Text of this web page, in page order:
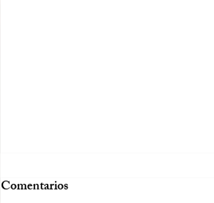
Comentarios